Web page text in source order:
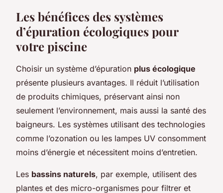
Les bénéfices des systèmes
d’épuration écologiques pour
votre piscine
Choisir un système d’épuration plus écologique
présente plusieurs avantages. Il réduit l’utilisation
de produits chimiques, préservant ainsi non
seulement l’environnement, mais aussi la santé des
baigneurs. Les systèmes utilisant des technologies
comme l’ozonation ou les lampes UV consomment
moins d’énergie et nécessitent moins d’entretien.
Les bassins naturels, par exemple, utilisent des
plantes et des micro-organismes pour filtrer et